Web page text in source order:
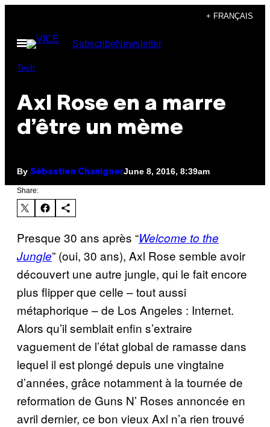
content
+ FRANÇAIS
Open
Menu
SubscribeNewsletter
Tech
Axl Rose en a marre
d’être un mème
By Sébastien ChavignerJune 8, 2016, 8:39am
Share:
Presque 30 ans après “Welcome to the
Jungle” (oui, 30 ans), Axl Rose semble avoir
découvert une autre jungle, qui le fait encore
plus flipper que celle – tout aussi
métaphorique – de Los Angeles : Internet.
Alors qu’il semblait enfin s’extraire
vaguement de l’état global de ramasse dans
lequel il est plongé depuis une vingtaine
d’années, grâce notamment à la tournée de
reformation de Guns N’ Roses annoncée en
avril dernier, ce bon vieux Axl n’a rien trouvé